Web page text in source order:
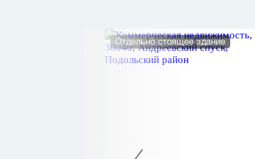
Отдельно стоящее здание